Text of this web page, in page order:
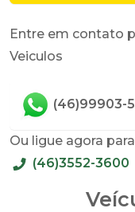
Entre em contato
Veiculos
(46)99903-
Ou ligue agora
(46)3552-3600